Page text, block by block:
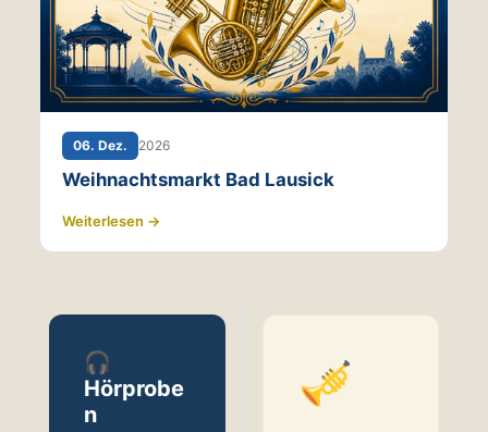
06. Dez. 2026
Weihnachtsmarkt Bad Lausick
Weiterlesen →
🎧
Hörprobe
n
🎺